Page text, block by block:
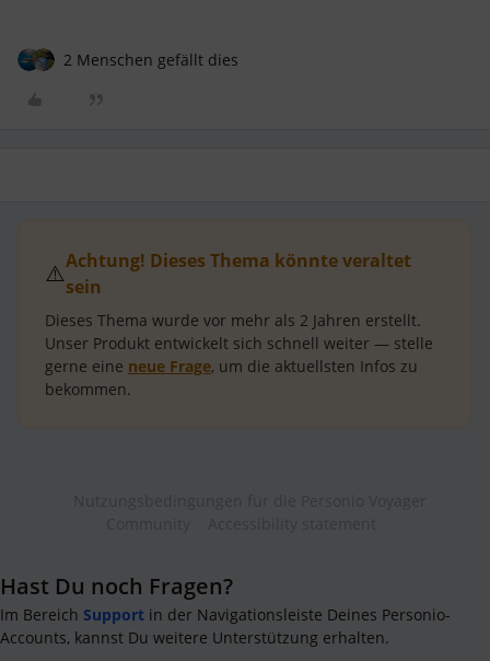
2 Menschen gefällt dies
⚠️Achtung! Dieses Thema könnte veraltet
sein
Dieses Thema wurde vor mehr als 2 Jahren erstellt.
Unser Produkt entwickelt sich schnell weiter — stelle
gerne eine neue Frage, um die aktuellsten Infos zu
bekommen.
Hast Du noch Fragen?
Im Bereich Support in der Navigationsleiste Deines Personio-
Accounts, kannst Du weitere Unterstützung erhalten.